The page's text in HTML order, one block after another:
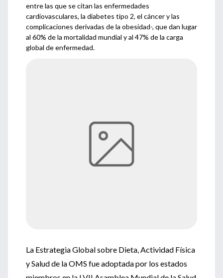
entre las que se citan las enfermedades
cardiovasculares, la diabetes tipo 2, el cáncer y las
complicaciones derivadas de la obesidad-, que dan lugar
al 60% de la mortalidad mundial y al 47% de la carga
global de enfermedad.
La Estrategia Global sobre Dieta, Actividad Física
y Salud de la OMS fue adoptada por los estados